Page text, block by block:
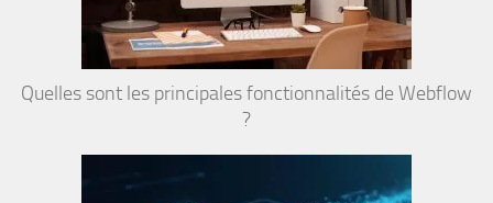
Quelles sont les principales fonctionnalités de Webflow
?